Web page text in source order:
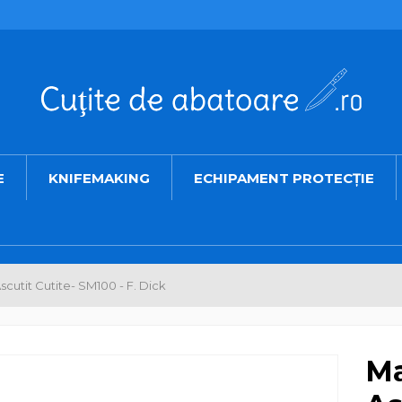
KNIFEMAKING ECHIPAMENT PROTECȚIE
Cutite- SM100 - F. Dick